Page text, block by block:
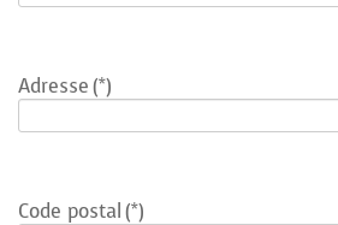
Adresse(*)
Code postal (*)